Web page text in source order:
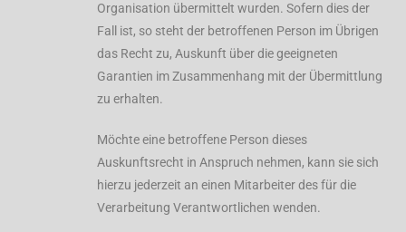
Organisation übermittelt wurden. Sofern dies der
Fall ist, so steht der betroffenen Person im Übrigen
das Recht zu, Auskunft über die geeigneten
Garantien im Zusammenhang mit der Übermittlung
zu erhalten.
Möchte eine betroffene Person dieses
Auskunftsrecht in Anspruch nehmen, kann sie sich
hierzu jederzeit an einen Mitarbeiter des für die
Verarbeitung Verantwortlichen wenden.